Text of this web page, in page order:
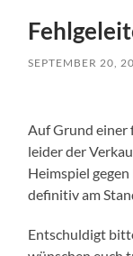
SEPTEMBER 20,
Auf Grund einer
leider der
Heimspiel
definitiv am
Entschuldigt